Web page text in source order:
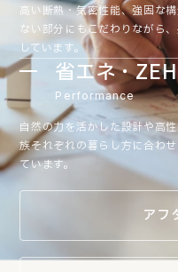
高い断熱・気密性能、強固な
ない部分にもこだわりながら
しています。
省エネ・ZEH
Performance
自然の力を活かした設計や高
族それぞれの暮らし方に合わ
ています。
アフ